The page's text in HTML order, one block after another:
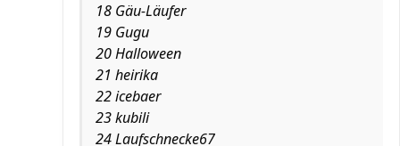
18 Gäu-Läufer
19 Gugu
20 Halloween
21 heirika
22 icebaer
23 kubili
24 Laufschnecke67